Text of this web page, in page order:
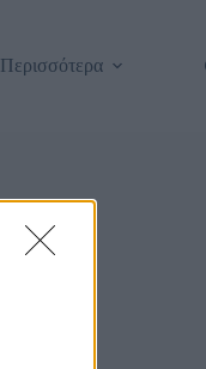
Περισσότερα